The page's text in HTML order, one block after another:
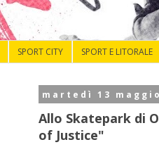
SPORT CITY SPORT E LITORALE
martedì 13
Allo Skatepark di
of Justice"